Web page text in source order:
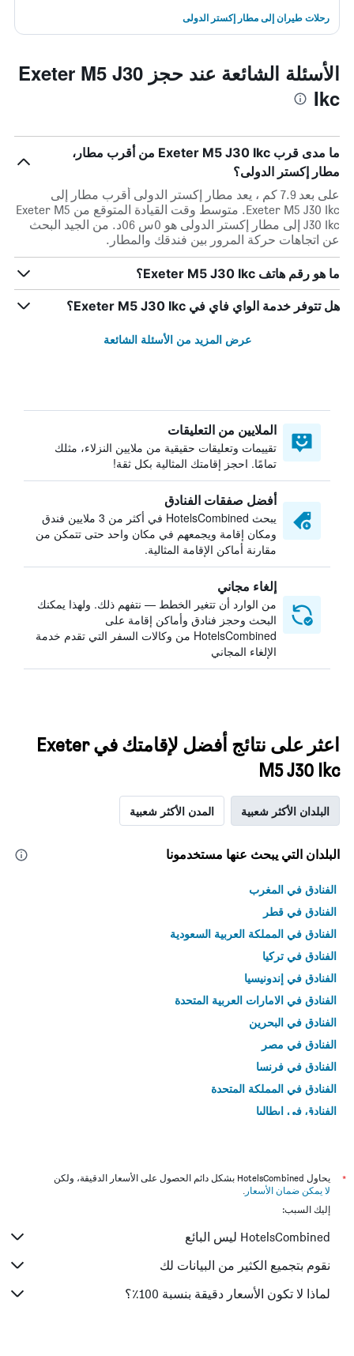
رحلات طيران إلى مطار إكستر الدولى
الأسئلة الشائعة عند حجز Exeter M5 J30
Ikc
ما مدى قرب Exeter M5 J30 Ikc من أقرب مطار،
مطار إكستر الدولى؟
على بعد 7.9 كم ، يعد مطار إكستر الدولى أقرب مطار إلى
Exeter M5 J30 Ikc. متوسط وقت القيادة المتوقع من Exeter M5
J30 Ikc إلى مطار إكستر الدولى هو 0س 06د. من الجيد البحث
عن اتجاهات حركة المرور بين فندقك والمطار.
ما هو رقم هاتف Exeter M5 J30 Ikc؟
هل تتوفر خدمة الواي فاي في Exeter M5 J30 Ikc؟
عرض المزيد من الأسئلة الشائعة
الملايين من التعليقات
تقييمات وتعليقات حقيقية من ملايين النزلاء، مثلك
تمامًا. احجز إقامتك المثالية بكل ثقة!
أفضل صفقات الفنادق
يبحث HotelsCombined في أكثر من 3 ملايين فندق
ومكان إقامة ويجمعهم في مكان واحد حتى تتمكن من
مقارنة أماكن الإقامة المثالية.
إلغاء مجاني
من الوارد أن تتغير الخطط — نتفهم ذلك. ولهذا يمكنك
البحث وحجز فنادق وأماكن إقامة على
HotelsCombined من وكالات السفر التي تقدم خدمة
الإلغاء المجاني
اعثر على نتائج أفضل لإقامتك في Exeter
M5 J30 Ikc
البلدان الأكثر شعبية المدن الأكثر شعبية
البلدان التي يبحث عنها مستخدمونا
الفنادق في المغرب
الفنادق في قطر
الفنادق في المملكة العربية السعودية
الفنادق في تركيا
الفنادق في إندونيسيا
الفنادق في الامارات العربية المتحدة
الفنادق في البحرين
الفنادق في مصر
الفنادق في فرنسا
الفنادق في المملكة المتحدة
الفنادق في إيطاليا
*
يحاول HotelsCombined بشكل دائم الحصول على الأسعار الدقيقة، ولكن
لا يمكن ضمان الأسعار .
إليك السبب:
HotelsCombined ليس البائع
نقوم بتجميع الكثير من البيانات لك
لماذا لا تكون الأسعار دقيقة بنسبة 100٪؟